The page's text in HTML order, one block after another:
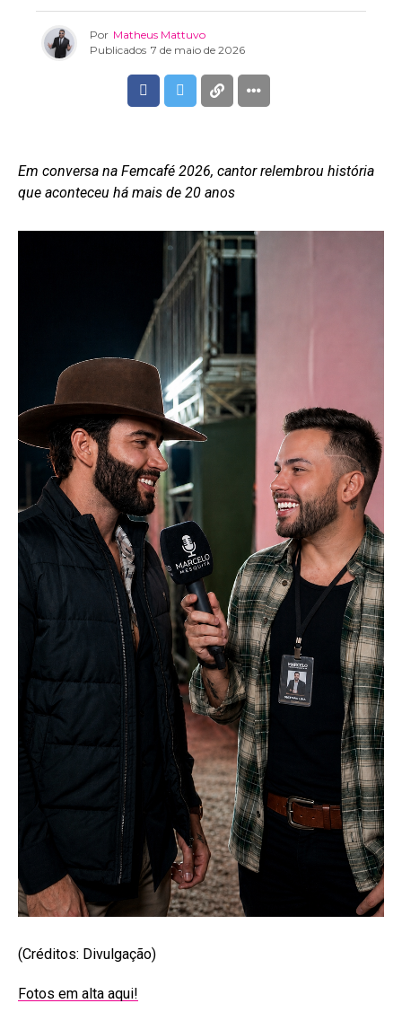
Por Matheus Mattuvo
Publicados 7 de maio de 2026
Em conversa na Femcafé 2026, cantor relembrou história
que aconteceu há mais de 20 anos
(Créditos: Divulgação)
Fotos em alta aqui!